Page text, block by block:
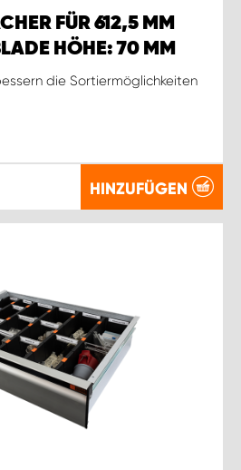
FÜR 612,5 MM
HÖHE: 70 MM
die Sortiermöglichkeiten
HINZUFÜGEN